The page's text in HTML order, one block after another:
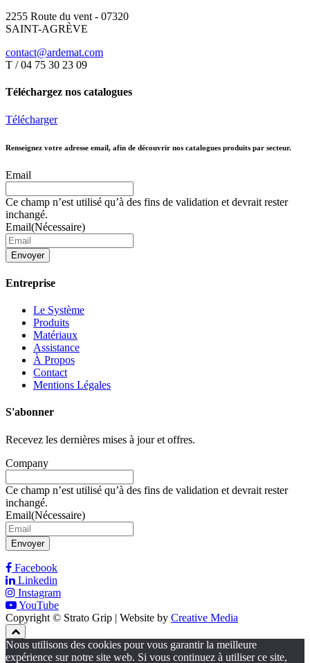
2255 Route du vent - 07320
SAINT-AGRÈVE
contact@ardemat.com
T / 04 75 30 23 09
Téléchargez nos catalogues
Télécharger
Renseignez votre adresse email, afin de découvrir nos catalogues produits par secteur.
Email
Ce champ n’est utilisé qu’à des fins de validation et devrait rester
inchangé.
Email(Nécessaire)
Envoyer
Entreprise
Le Système
Produits
Matériaux
Assistance
À Propos
Contact
Mentions Légales
S'abonner
Recevez les dernières mises à jour et offres.
Company
Ce champ n’est utilisé qu’à des fins de validation et devrait rester
inchangé.
Email(Nécessaire)
Envoyer
Facebook
Linkedin
Instagram
YouTube
Copyright © Strato Grip | Website by Creative Media
Nous utilisons des cookies pour vous garantir la meilleure
expérience sur notre site web. Si vous continuez à utiliser ce site,